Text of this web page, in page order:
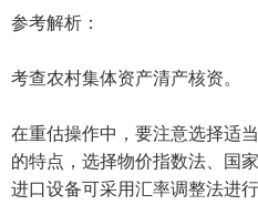
参考解析：
考查农村集体资产清产核资。
在重估操作中，要注意选择适
的特点，选择物价指数法、国
进口设备可采用汇率调整法进行